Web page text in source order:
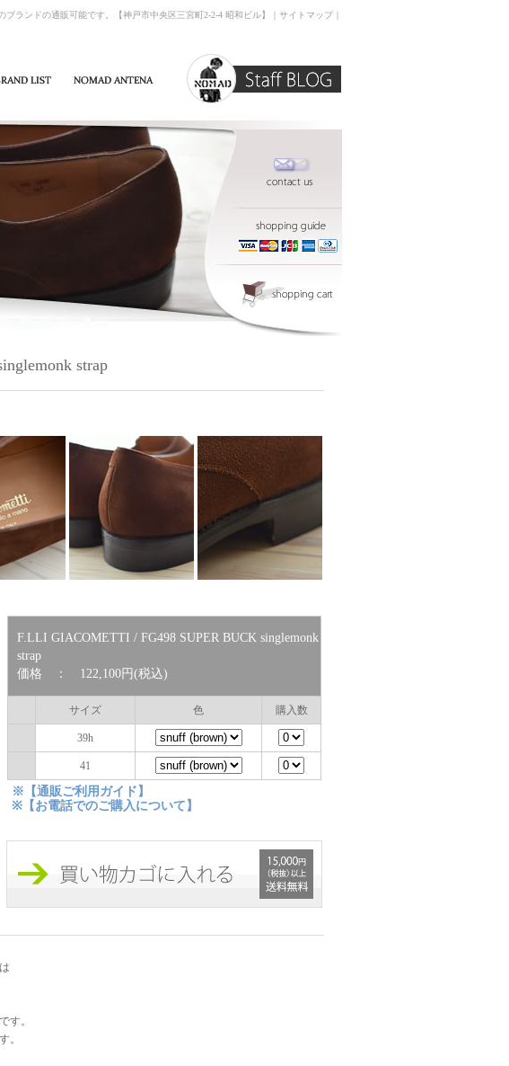
ランドの通販可能です。【神戸市中央区三宮町2-2-4 昭和ビル】｜ サイトマップ
strap
F.LLI GIACOMETTI / FG498 SUPER BUCK singlemonk
strap
価格 ： 122,100円(税込)
サイズ 色 購入数
39h
41
※【通販ご利用ガイド】
※【お電話でのご購入について】
です。
。